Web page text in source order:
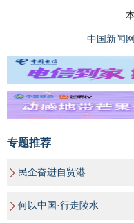
中国新闻
专题推荐
民企奋进自贸港
何以中国·行走陵水